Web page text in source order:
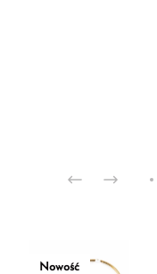
Nowość